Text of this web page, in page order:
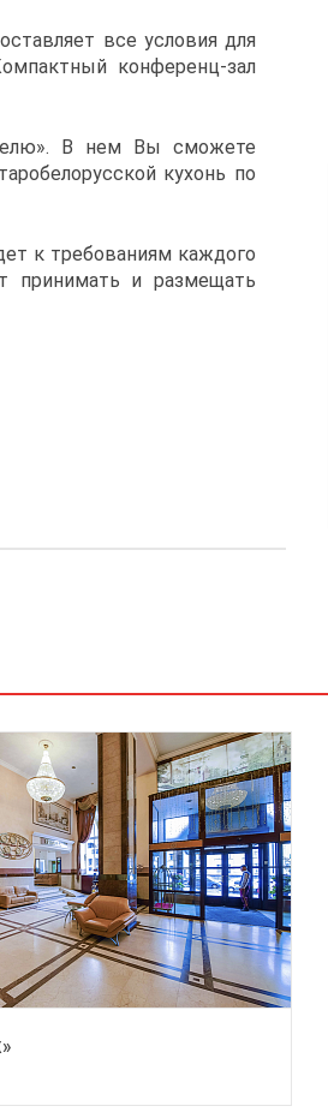
все условия для
конференц-зал
В нем Вы сможете
кухонь по
к требованиям каждого
принимать и размещать